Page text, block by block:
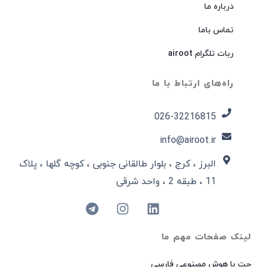
لینک صفحات مهم ما
چت با هوش مصنوعی فارسی
درباره ما
تماس باما
ربات تلگرام airoot
راه‌های ارتباط با ما
026-32216815​
info@airoot.ir
البرز ، کرج ، بلوار طالقانی جنوبی ، کوچه گلها ، پلاک
11 ، طبقه 2 ، واحد شرقی